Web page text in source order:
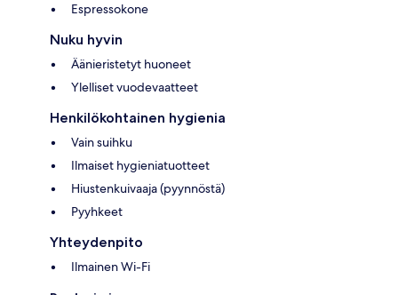
Espressokone
Nuku hyvin
Äänieristetyt huoneet
Ylelliset vuodevaatteet
Henkilökohtainen hygienia
Vain suihku
Ilmaiset hygieniatuotteet
Hiustenkuivaaja (pyynnöstä)
Pyyhkeet
Yhteydenpito
Ilmainen Wi-Fi